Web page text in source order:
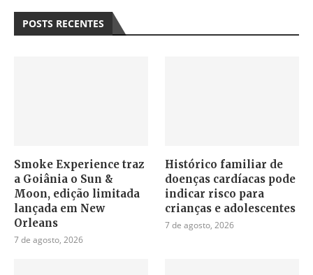
POSTS RECENTES
Smoke Experience traz
a Goiânia o Sun &
Moon, edição limitada
lançada em New
Orleans
7 de agosto, 2026
Histórico familiar de
doenças cardíacas pode
indicar risco para
crianças e adolescentes
7 de agosto, 2026